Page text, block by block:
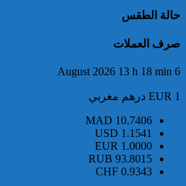
إجهاض محاولة لتهريب أزيد من
3.5 أطنان من مخدر الشيرا بمعبر
الكركارات
حالة الطقس
صرف العملات
6 August 2026 13 h 18 min
EUR 1 درهم مغربي
MAD 10.7406
USD 1.1541
EUR 1.0000
RUB 93.8015
CHF 0.9343